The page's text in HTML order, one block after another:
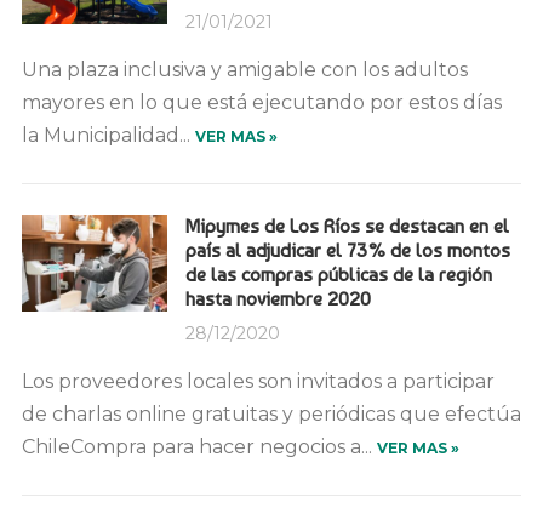
21/01/2021
Una plaza inclusiva y amigable con los adultos
mayores en lo que está ejecutando por estos días
la Municipalidad... VER MAS »
Mipymes de Los Ríos se destacan en el
país al adjudicar el 73% de los montos
de las compras públicas de la región
hasta noviembre 2020
28/12/2020
Los proveedores locales son invitados a participar
de charlas online gratuitas y periódicas que efectúa
ChileCompra para hacer negocios a... VER MAS »